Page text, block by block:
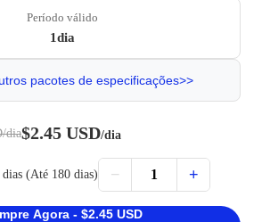
Período válido
1dia
pacotes de especificações>>
/dia$2.45 USD/dia
(Até 180 dias) − 1 +
Agora - $2.45 USD